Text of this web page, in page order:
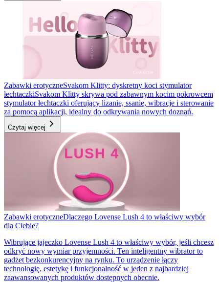
Zabawki erotyczneSvakom Klitty: dyskretny koci stymulator
łechtaczkiSvakom Klitty skrywa pod zabawnym kocim pokrowcem
stymulator łechtaczki oferujący lizanie, ssanie, wibracje i sterowanie
za pomocą aplikacji, idealny do odkrywania nowych doznań.
Czytaj więcej
Zabawki erotyczneDlaczego Lovense Lush 4 to właściwy wybór
dla Ciebie?
Wibrujące jajeczko Lovense Lush 4 to właściwy wybór, jeśli chcesz
odkryć nowy wymiar przyjemności. Ten inteligentny wibrator to
gadżet bezkonkurencyjny na rynku. To urządzenie łączy
technologię, estetykę i funkcjonalność w jeden z najbardziej
zaawansowanych produktów dostępnych obecnie.